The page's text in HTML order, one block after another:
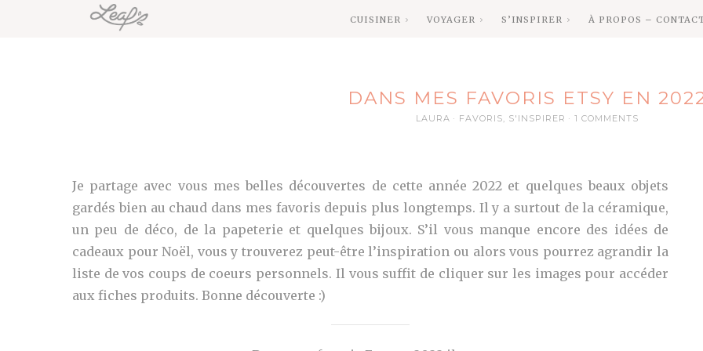
CUISINER VOYAGER S’INSPIRER À PROPOS –
DANS MES FAVORIS ETSY EN
LAURA FAVORIS, S'INSPIRER 1 COMMENTS
Je partage avec vous mes belles découvertes de cette année 2022 et quelques beaux objets
gardés bien au chaud dans mes favoris depuis plus longtemps. Il y a surtout de la céramique,
un peu de déco, de la papeterie et quelques bijoux. S’il vous manque encore des idées de
cadeaux pour Noël, vous y trouverez peut-être l’inspiration ou alors vous pourrez agrandir la
liste de vos coups de coeurs personnels. Il vous suffit de cliquer sur les images pour accéder
aux fiches produits. Bonne découverte :)